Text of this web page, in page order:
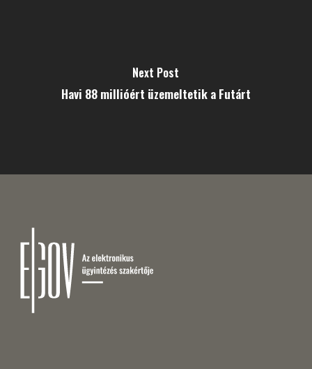
Next Post
Havi 88 millióért üzemeltetik a Futárt